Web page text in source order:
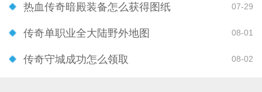
热血传奇暗殿装备怎么获得图纸 07-29
传奇单职业全大陆野外地图 08-01
传奇守城成功怎么领取 08-02